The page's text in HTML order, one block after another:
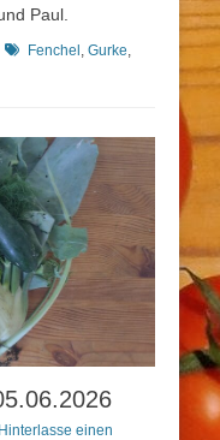
Paul.
Schlagworte
Fenchel Gurke
Hinterlasse einen